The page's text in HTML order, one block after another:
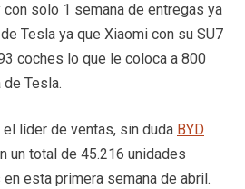
solo 1 semana de entregas ya
Tesla ya que Xiaomi con su SU7
coches lo que le coloca a 800
Tesla.
líder de ventas, sin duda BYD
un total de 45.216 unidades
esta primera semana de abril.